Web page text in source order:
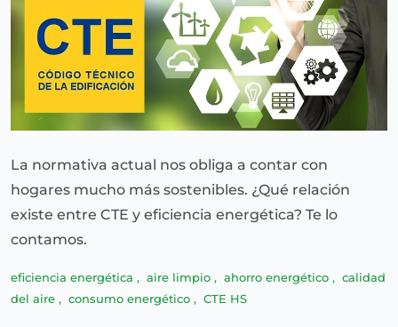
La normativa actual nos obliga a contar con
hogares mucho más sostenibles. ¿Qué relación
existe entre CTE y eficiencia energética? Te lo
contamos.
eficiencia energética , aire limpio , ahorro energético , calidad
del aire , consumo energético , CTE HS